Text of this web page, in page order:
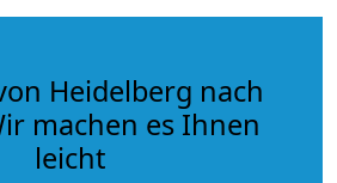
Heidelberg nach
machen es Ihnen
leicht